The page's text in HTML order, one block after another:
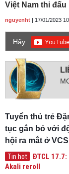
Việt Nam thi đấu
nguyenht | 17/01/2023
Hãy
Tuyển thủ trẻ
tục gắn bó với
hội ra mắt ở
Tin hot
ĐTCL
Akali reroll